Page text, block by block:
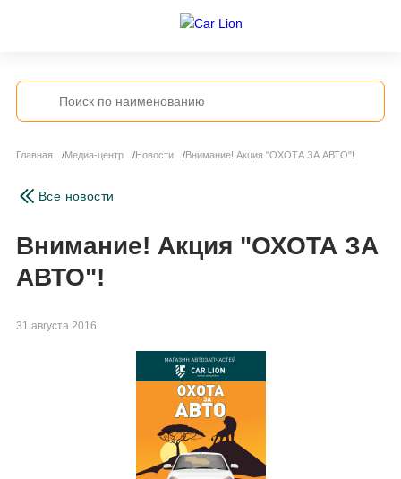
Главная Медиа-центр Новости Внимание! Акция "ОХОТА ЗА АВТО"!
Все новости
Внимание! Акция "ОХОТА ЗА
АВТО"!
31 августа 2016